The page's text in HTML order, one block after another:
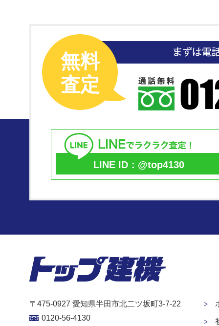
無料
査定
LINE ID：@top4130
〒475-0927 愛知県半田市北二ツ坂町3-7-22
0120-56-4130